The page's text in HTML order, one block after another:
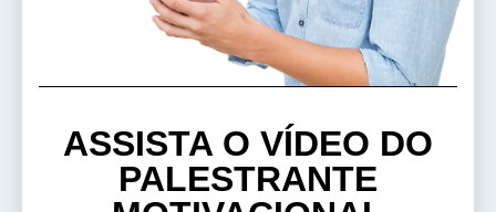
ASSISTA O VÍDEO DO
PALESTRANTE